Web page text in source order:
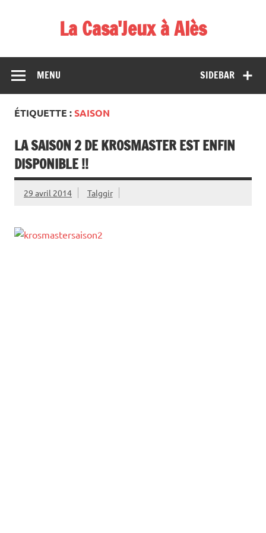
La Casa'Jeux à Alès
démos et de tournois
SIDEBAR
MENU
ÉTIQUETTE :SAISON
LA SAISON 2 DE KROSMASTER EST ENFIN
DISPONIBLE !!
29 avril 2014 Talggir